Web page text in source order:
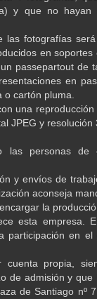
y que no hayan
fotografías
en
passepartout de
en
o cartón pluma.
una
JPEG y resolución
las personas de
y envíos de
aconseja
la
esta empresa.
participación en
cuenta propia,
de admisión y
de Santiago nº